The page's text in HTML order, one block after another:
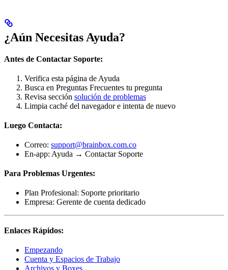
¿Aún Necesitas Ayuda?
Antes de Contactar Soporte:
Verifica esta página de Ayuda
Busca en Preguntas Frecuentes tu pregunta
Revisa sección solución de problemas
Limpia caché del navegador e intenta de nuevo
Luego Contacta:
Correo: support@brainbox.com.co
En-app: Ayuda → Contactar Soporte
Para Problemas Urgentes:
Plan Profesional: Soporte prioritario
Empresa: Gerente de cuenta dedicado
Enlaces Rápidos:
Empezando
Cuenta y Espacios de Trabajo
Archivos y Boxes